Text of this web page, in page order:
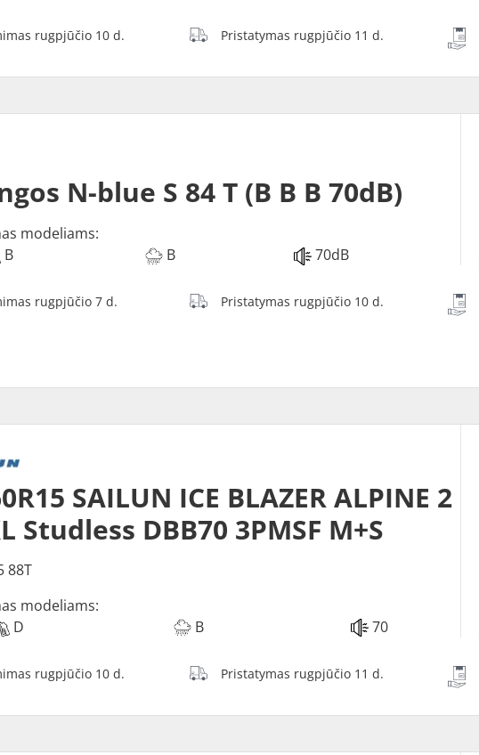
rugpjūčio 10 d. Pristatymas rugpjūčio 11 d.
N-blue S 84 T (B B B 70dB)
modeliams:
B
B 70dB
rugpjūčio 7 d. Pristatymas rugpjūčio 10 d.
SAILUN ICE BLAZER ALPINE 2
Studless DBB70 3PMSF M+S
88T
modeliams:
D
B 70
rugpjūčio 10 d. Pristatymas rugpjūčio 11 d.